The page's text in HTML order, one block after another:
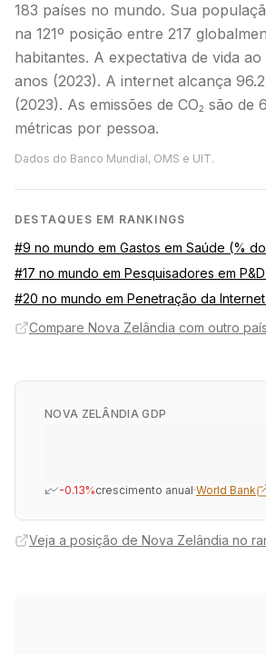
183 países no mundo. Sua
na 121º posição entre 217
habitantes. A expectativa de vida
anos (2023). A internet alcança
(2023). As emissões de CO₂ são de
métricas por pessoa.
Dados do Banco Mundial, OMS e UIT.
DESTAQUES EM RANKINGS
#9 no mundo em Gastos em Saúde (% do
#17 no mundo em Pesquisadores em
#20 no mundo em Penetração da Internet
Compare Nova Zelândia com outro
NOVA ZELÂNDIA GDP
-0.13%crescimento anual·World Bank
Veja a posição de Nova Zelândia no